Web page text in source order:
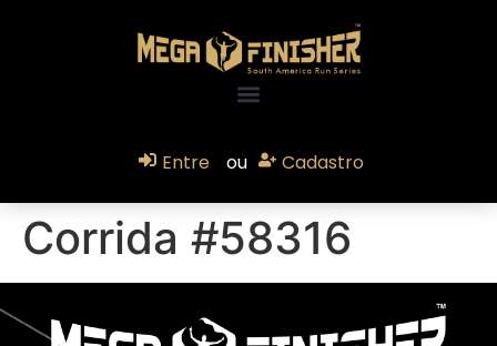
Entre ou Cadastro
Corrida #58316